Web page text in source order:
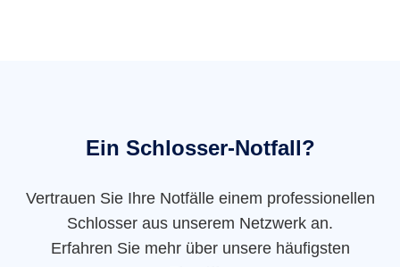
Ein Schlosser-Notfall?
Vertrauen Sie Ihre Notfälle einem professionellen
Schlosser aus unserem Netzwerk an.
Erfahren Sie mehr über unsere häufigsten